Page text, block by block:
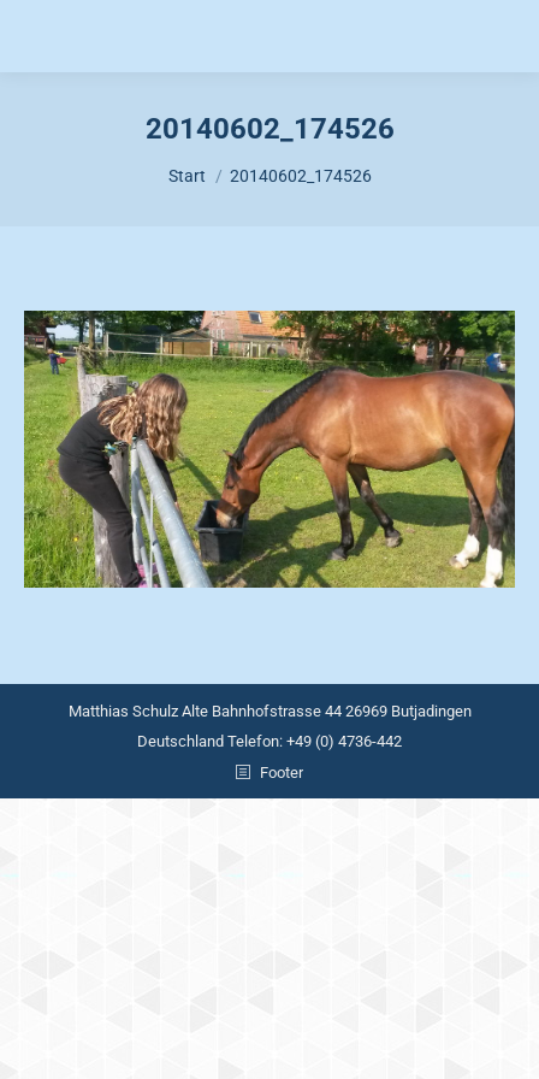
20140602_174526
Sie befinden sich hier:
Start 20140602_174526
Matthias Schulz Alte Bahnhofstrasse 44 26969 Butjadingen
Deutschland Telefon: +49 (0) 4736-442
Footer